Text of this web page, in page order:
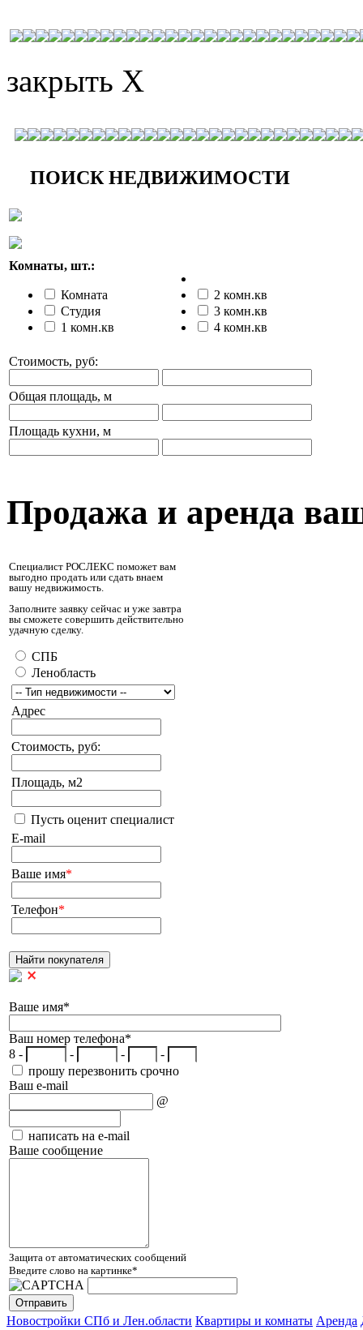
закрыть X
ПОИСК НЕДВИЖИМОСТИ
Комнаты, шт.:
Комната
Студия
1 комн.кв
2 комн.кв
3 комн.кв
4 комн.кв
Стоимость, руб:
Общая площадь, м
Площадь кухни, м
Продажа и аренда
Специалист РОСЛЕКС поможет вам
выгодно продать или сдать внаем
вашу недвижимость.
Заполните заявку сейчас и уже завтра
вы сможете совершить действительно
удачную сделку.
СПБ
Ленобласть
Адрес
Стоимость, руб:
Площадь, м2
Пусть оценит специалист
E-mail
Ваше имя*
Телефон*
Ваше имя*
Ваш номер телефона*
8 -
- -
-
прошу перезвонить срочно
Ваш e-mail
@
написать на e-mail
Ваше сообщение
Защита от автоматических сообщений
Введите слово на картинке*
Новостройки СПб и Лен.области Квартиры и комнаты Аренда